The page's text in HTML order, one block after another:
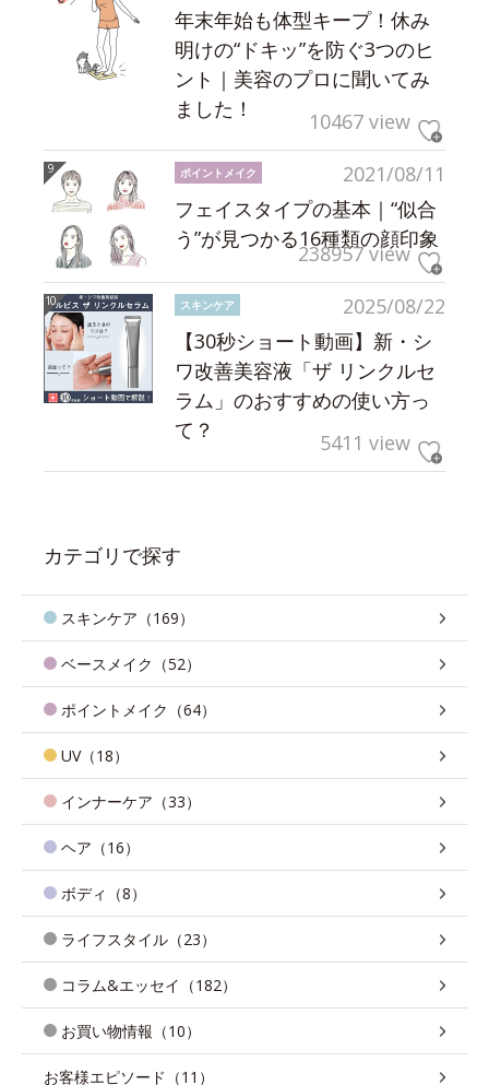
年末年始も体型キープ！休み
明けの“ドキッ”を防ぐ3つのヒ
ント｜美容のプロに聞いてみ
ました！
10467 view
2021/08/11
ポイントメイク
フェイスタイプの基本｜“似合
う”が見つかる16種類の顔印象
238957 view
2025/08/22
スキンケア
【30秒ショート動画】新・シ
ワ改善美容液「ザ リンクルセ
ラム」のおすすめの使い方っ
て？
5411 view
カテゴリで探す
スキンケア（169）
ベースメイク（52）
ポイントメイク（64）
UV（18）
インナーケア（33）
ヘア（16）
ボディ（8）
ライフスタイル（23）
コラム&エッセイ（182）
お買い物情報（10）
お客様エピソード（11）